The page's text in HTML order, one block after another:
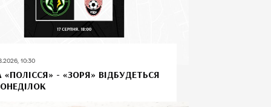
10:30
«ПОЛІССЯ» - «ЗОРЯ» ВІДБУДЕТЬСЯ